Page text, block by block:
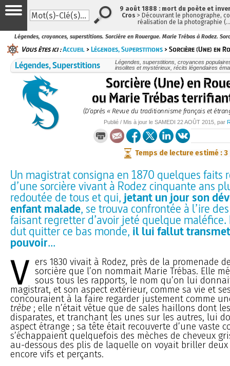
Légendes, croyances, superstitions. Sorcière en Rouergue. Marie Trébas à Rodez.
Vous êtes ici :Accueil >Légendes, Superstitions > Sorcière (Une) en
Légendes, Superstitions
Légendes, superstitions, croyances
insolites et mystérieux, récits légendaires
Sorcière (Une) en
ou Marie Trébas
(D’après « Revue du traditionnisme français et
Publié / Mis à jour le SAMEDI 22 AOÛT 2015 , par
Temps de lecture estimé : 3
Un magistrat consigna en 1870 quelques faits
d’une sorcière vivant à Rodez cinquante ans
redoutée de tous et qui, jetant un jour son
enfant malade, se trouva confrontée à l’ire
faisant regretter d’avoir jeté quelque maléfice.
dut quitter ce bas monde, il lui fallut
pouvoir...
V ers 1830 vivait à Rodez, près de la promenade
sorcière que l’on nommait Marie Trébas. Elle
sous tous les rapports, le nom qu’on lui
magistrat, et son aspect extérieur, comme sa vie et
concouraient à la faire regarder justement comme
trèbe ; elle n’était vêtue que de sales haillons dont
disparates, et tranchant les unes sur les autres, lui
aspect étrange ; sa tête était recouverte d’une vaste
s’échappaient quelquefois des mèches de cheveux
au-dessous des plis de laquelle on voyait briller
encore vifs et perçants.
9 août 1888 : mort du poète et
Cros > Découvrant le phonographe,
réalisation de la photographie